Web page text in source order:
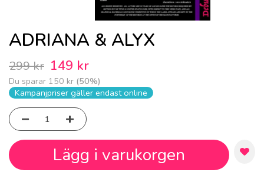
ADRIANA & ALYX
299 kr 149 kr
Du sparar 150 kr (50%)
Kampanjpriser gäller endast online
Lägg i varukorgen